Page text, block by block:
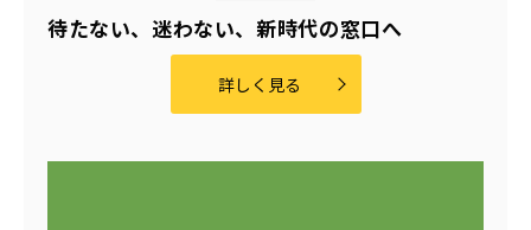
待たない、迷わない、新時代の窓口へ
詳しく見る